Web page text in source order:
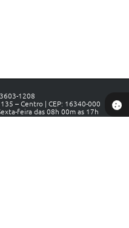
1208
– Centro | CEP: 16340-000
feira das 08h 00m as 17h